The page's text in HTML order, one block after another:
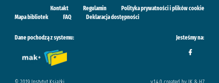
Kontakt Regulamin
Polityka prywatności i plików cookie
Mapa bibliotek
FAQ Deklaracja dostępności
Dane pochodzą z systemu: Jesteśmy na: